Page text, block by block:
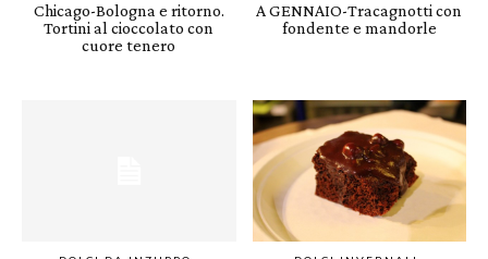
Chicago-Bologna e ritorno.
Tortini al cioccolato con
cuore tenero
A GENNAIO-Tracagnotti con
fondente e mandorle